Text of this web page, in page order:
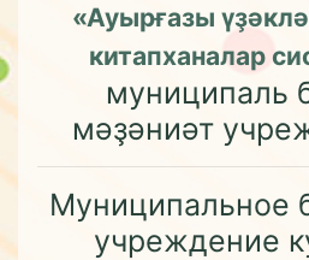
«Ауырғазы
китапханалар
муниципаль
мәҙәниәт
Муниципальное
учреждение